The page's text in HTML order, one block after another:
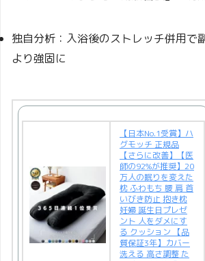
独自分析：入浴後のストレッチ併用で
より強固に
【日本No.1受賞】ハ
グモッチ 正規品
【さらに改善】【医
師の92%が推奨】20
万人の眠りを変えた
枕 ふわもち 腰 肩 首
いびき防止 抱き枕
妊婦 誕生日プレゼ
ント 人をダメにす
る クッション 【品
質保証3年】カバー
洗える 高さ調整 た